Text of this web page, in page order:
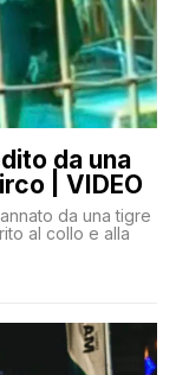
da una
| VIDEO
da una tigre
al collo e alla